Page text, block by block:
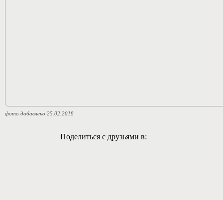
фото добавлено 25.02.2018
Поделиться с друзьями в: